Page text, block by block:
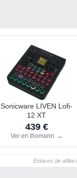
Sonicware LIVEN Lofi-
12 XT
439 €
Ver en thomann →
Enlaces de